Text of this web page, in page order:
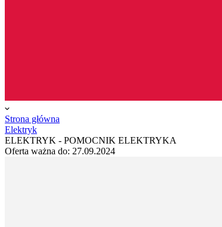
Strona główna
Elektryk
ELEKTRYK - POMOCNIK ELEKTRYKA
Oferta ważna do: 27.09.2024